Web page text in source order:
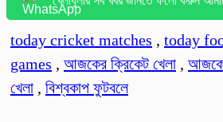
today cricket matches , today
games , আজকের ক্রিকেট খেলা ,
খেলা , বিশ্ব‌কাপ ফুটবলে